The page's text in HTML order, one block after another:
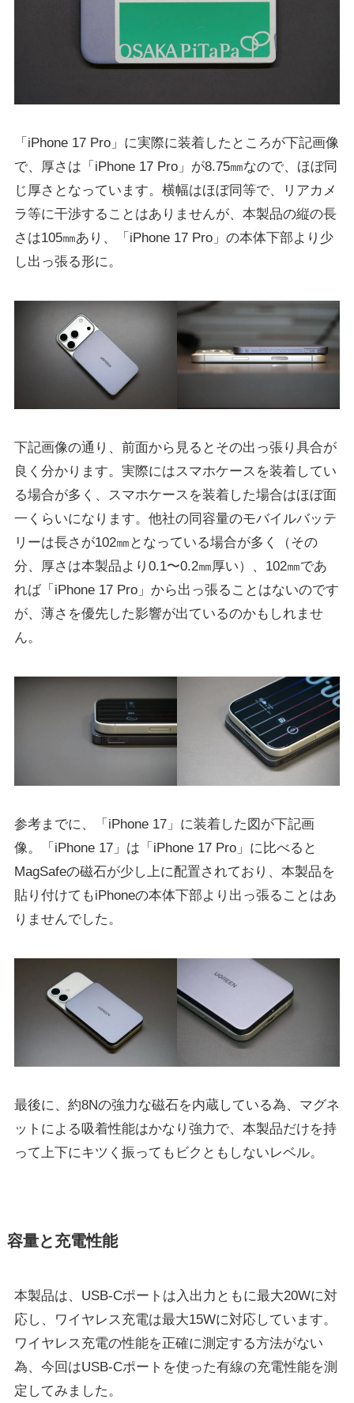
「iPhone 17 Pro」に実際に装着したところが下記画像
で、厚さは「iPhone 17 Pro」が8.75㎜なので、ほぼ同
じ厚さとなっています。横幅はほぼ同等で、リアカメ
ラ等に干渉することはありませんが、本製品の縦の長
さは105㎜あり、「iPhone 17 Pro」の本体下部より少
し出っ張る形に。
下記画像の通り、前面から見るとその出っ張り具合が
良く分かります。実際にはスマホケースを装着してい
る場合が多く、スマホケースを装着した場合はほぼ面
一くらいになります。他社の同容量のモバイルバッテ
リーは長さが102㎜となっている場合が多く（その
分、厚さは本製品より0.1〜0.2㎜厚い）、102㎜であ
れば「iPhone 17 Pro」から出っ張ることはないのです
が、薄さを優先した影響が出ているのかもしれませ
ん。
参考までに、「iPhone 17」に装着した図が下記画
像。「iPhone 17」は「iPhone 17 Pro」に比べると
MagSafeの磁石が少し上に配置されており、本製品を
貼り付けてもiPhoneの本体下部より出っ張ることはあ
りませんでした。
最後に、約8Nの強力な磁石を内蔵している為、マグネ
ットによる吸着性能はかなり強力で、本製品だけを持
って上下にキツく振ってもビクともしないレベル。
容量と充電性能
本製品は、USB-Cポートは入出力ともに最大20Wに対
応し、ワイヤレス充電は最大15Wに対応しています。
ワイヤレス充電の性能を正確に測定する方法がない
為、今回はUSB-Cポートを使った有線の充電性能を測
定してみました。